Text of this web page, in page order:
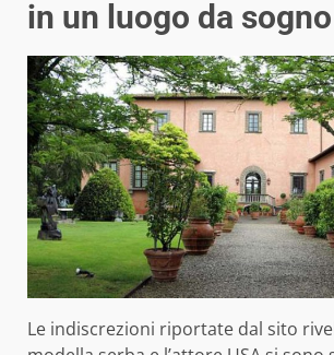
in un luogo da sogno
Le indiscrezioni riportate dal sito